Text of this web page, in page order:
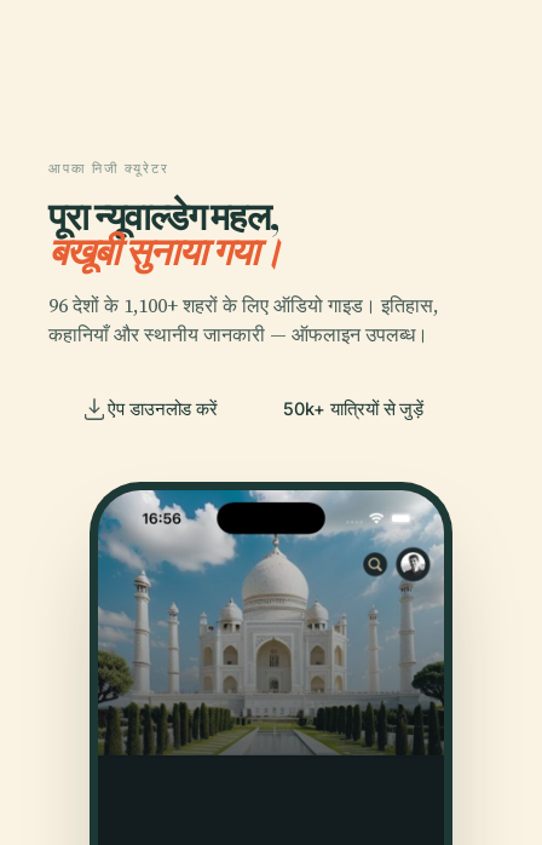
आपका निजी क्यूरेटर
पूरा न्यूवाल्डेग महल,
बखूबी सुनाया गया।
96 देशों के 1,100+ शहरों के लिए ऑडियो गाइड। इतिहास,
कहानियाँ और स्थानीय जानकारी — ऑफलाइन उपलब्ध।
ऐप डाउनलोड करें 50k+ यात्रियों से जुड़ें